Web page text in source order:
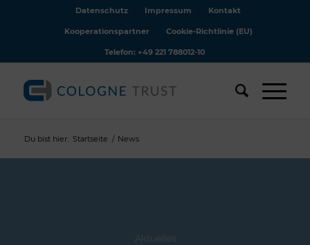
Datenschutz Impressum Kontakt
Kooperationspartner Cookie-Richtlinie (EU)
Telefon: +49 221 788012-10
Du bist hier: Startseite / News
Aktuelles